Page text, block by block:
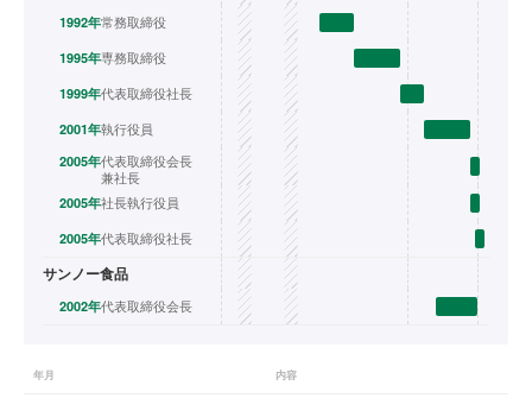
1992年常務取締役
1995年専務取締役
1999年代表取締役社長
2001年執行役員
2005年代表取締役会長
兼社長
2005年社長執行役員
2005年代表取締役社長
サンノー食品
2002年代表取締役会長
年月 内容